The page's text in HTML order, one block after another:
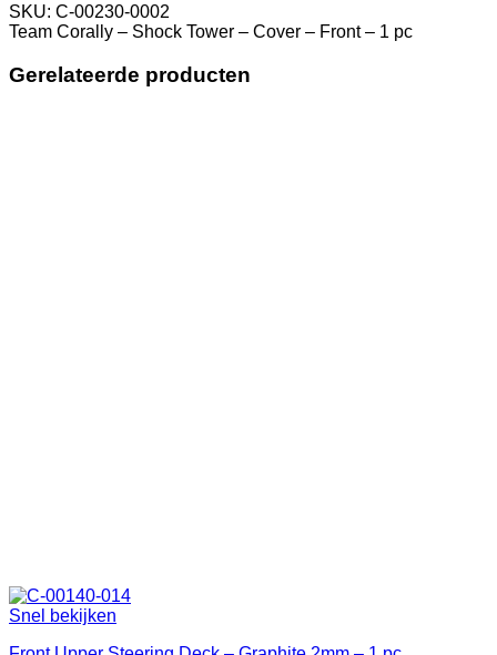
1
pc
SKU: C-00230-0002
Team Corally – Shock Tower – Cover – Front – 1 pc
Gerelateerde producten
Snel bekijken